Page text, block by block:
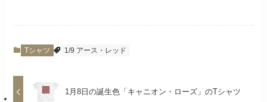
Tシャツ 1/9 アース・レッド
1月8日の誕生色「キャニオン・ローズ」のTシャツ